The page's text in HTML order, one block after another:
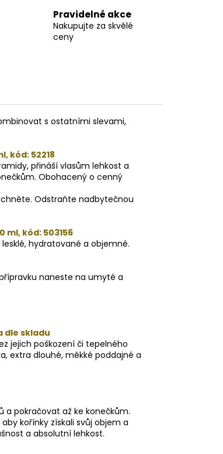
Pravidelné akce
Nakupujte za skvělé
ceny
s ostatními slevami,
kód: 52218
přináší vlasům lehkost a
Obohacený o cenný
Odstraňte nadbytečnou
ml, kód: 503156
hydratované a objemné.
naneste na umyté a
dle skladu
jejich poškození či tepelného
extra dlouhé, měkké poddajné a
pokračovat až ke konečkům.
kořínky získali svůj objem a
a absolutní lehkost.